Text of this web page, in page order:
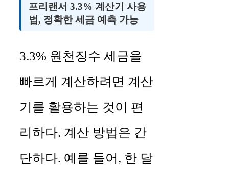
프리랜서 3.3% 계산기 사용
법, 정확한 세금 예측 가능
3.3% 원천징수 세금을
빠르게 계산하려면 계산
기를 활용하는 것이 편
리하다. 계산 방법은 간
단하다. 예를 들어, 한 달